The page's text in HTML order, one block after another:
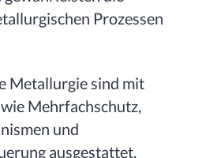
Prozessen
Metallurgie sind mit
Mehrfachschutz,
und
ausgestattet.